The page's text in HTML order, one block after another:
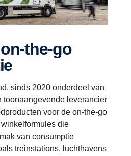
sinds 2020 onderdeel van
toonaangevende leverancier
voor de on-the-go
die
van consumptie
treinstations, luchthavens